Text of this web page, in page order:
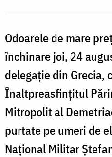
Odoarele de mare
închinare joi, 24
delegație din Grecia,
Înaltpreasfințitul
Mitropolit al
purtate pe umeri de
Național Militar